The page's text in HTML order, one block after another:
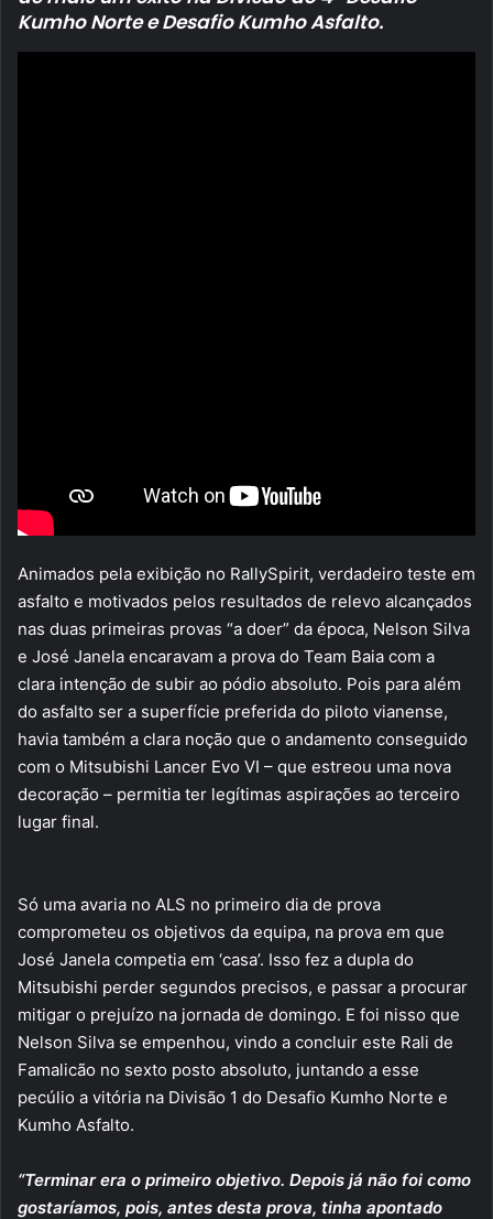
Kumho Norte e Desafio Kumho Asfalto.
Animados pela exibição no RallySpirit, verdadeiro teste em
asfalto e motivados pelos resultados de relevo alcançados
nas duas primeiras provas “a doer” da época, Nelson Silva
e José Janela encaravam a prova do Team Baia com a
clara intenção de subir ao pódio absoluto. Pois para além
do asfalto ser a superfície preferida do piloto vianense,
havia também a clara noção que o andamento conseguido
com o Mitsubishi Lancer Evo VI – que estreou uma nova
decoração – permitia ter legítimas aspirações ao terceiro
lugar final.
Só uma avaria no ALS no primeiro dia de prova
comprometeu os objetivos da equipa, na prova em que
José Janela competia em ‘casa’. Isso fez a dupla do
Mitsubishi perder segundos precisos, e passar a procurar
mitigar o prejuízo na jornada de domingo. E foi nisso que
Nelson Silva se empenhou, vindo a concluir este Rali de
Famalicão no sexto posto absoluto, juntando a esse
pecúlio a vitória na Divisão 1 do Desafio Kumho Norte e
Kumho Asfalto.
“Terminar era o primeiro objetivo. Depois já não foi como
gostaríamos, pois, antes desta prova, tinha apontado